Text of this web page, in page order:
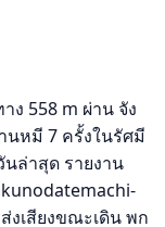
ง 558 m ผ่าน จัง
นหมี 7 ครั้งในรัศมี
นล่าสุด รายงาน
งเสียงขณะเดิน พก